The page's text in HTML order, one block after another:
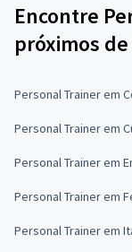
Encontre
próximos
Personal Trainer em
Personal Trainer em
Personal Trainer em
Personal Trainer em
Personal Trainer em